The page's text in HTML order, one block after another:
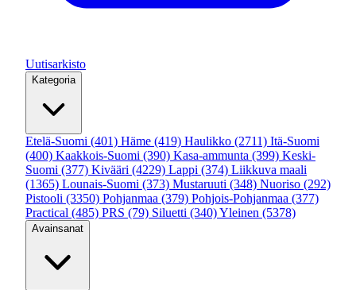
Uutisarkisto
Kategoria
Etelä-Suomi (401) Häme (419) Haulikko (2711) Itä-Suomi
(400) Kaakkois-Suomi (390) Kasa-ammunta (399) Keski-
Suomi (377) Kivääri (4229) Lappi (374) Liikkuva maali
(1365) Lounais-Suomi (373) Mustaruuti (348) Nuoriso (292)
Pistooli (3350) Pohjanmaa (379) Pohjois-Pohjanmaa (377)
Practical (485) PRS (79) Siluetti (340)Yleinen (5378)
Avainsanat